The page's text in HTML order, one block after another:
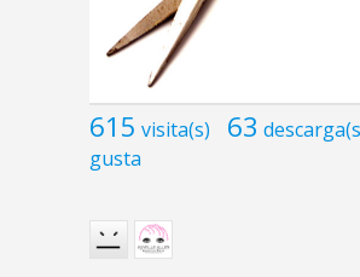
615 visita(s) 63
gusta